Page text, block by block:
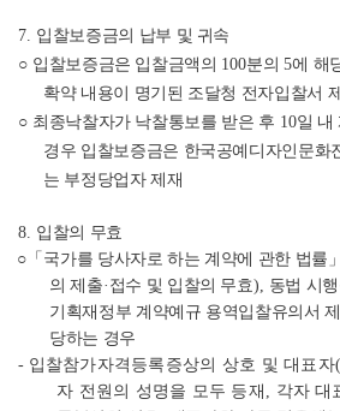
7. 입찰보증금의 납부 및 귀속
○ 입찰보증금은 입찰금액의 100분의5에 해
확약 내용이 명기된 조달청 전자입찰서
○ 최종낙찰자가 낙찰통보를 받은 후 10일 내
경우 입찰보증금은 한국공예디자인문화
는 부정당업자 제재
8. 입찰의 무효
○「 국가를 당사자로 하는 계약에 관한 법률 」
의 제출· 접수 및 입찰의 무효), 동법 시행
기획재정부 계약예규 용역입찰유의서 제
당하는 경우
- 입찰참가자격등록증상의 상호 및 대표자(
자 전원의 성명을 모두 등재
각자대